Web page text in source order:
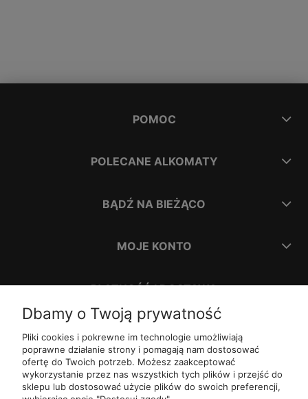
POMOC
POLECANE ALKOMATY
BĄDŹ NA BIEŻĄCO
MOJE KONTO
PŁATNOŚĆ I DOSTAWA
INFORMACJE
O NAS
Dbamy o Twoją prywatność
Pliki cookies i pokrewne im technologie umożliwiają
poprawne działanie strony i pomagają nam dostosować
ofertę do Twoich potrzeb. Możesz zaakceptować
wykorzystanie przez nas wszystkich tych plików i przejść do
sklepu lub dostosować użycie plików do swoich preferencji,